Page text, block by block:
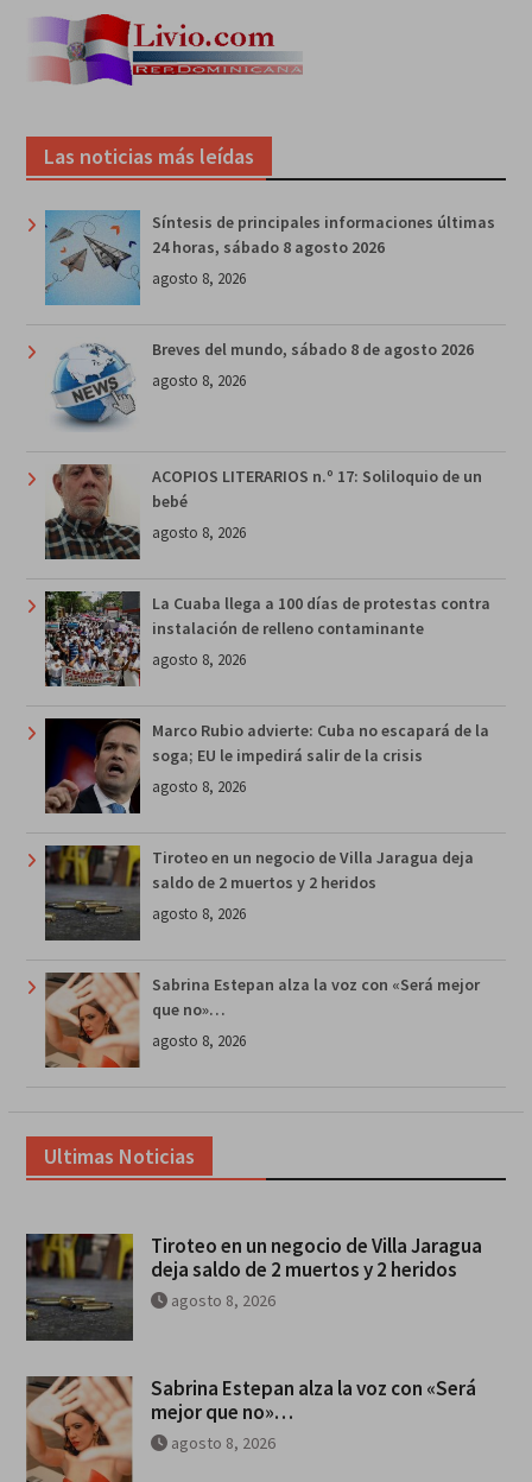
Las noticias más leídas
Síntesis de principales informaciones últimas
24 horas, sábado 8 agosto 2026
agosto 8, 2026
Breves del mundo, sábado 8 de agosto 2026
agosto 8, 2026
ACOPIOS LITERARIOS n.º 17: Soliloquio de un
bebé
agosto 8, 2026
La Cuaba llega a 100 días de protestas contra
instalación de relleno contaminante
agosto 8, 2026
Marco Rubio advierte: Cuba no escapará de la
soga; EU le impedirá salir de la crisis
agosto 8, 2026
Tiroteo en un negocio de Villa Jaragua deja
saldo de 2 muertos y 2 heridos
agosto 8, 2026
Sabrina Estepan alza la voz con «Será mejor
que no»…
agosto 8, 2026
Ultimas Noticias
Tiroteo en un negocio de Villa Jaragua
deja saldo de 2 muertos y 2 heridos
agosto 8, 2026
Sabrina Estepan alza la voz con «Será
mejor que no»…
agosto 8, 2026